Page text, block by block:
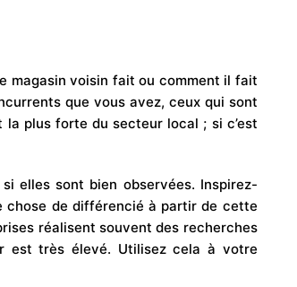
magasin voisin fait ou comment il fait
que vous avez, ceux qui sont
la plus forte du secteur local ; si c’est
elles sont bien observées. Inspirez-
chose de différencié à partir de cette
réalisent souvent des recherches
est très élevé. Utilisez cela à votre